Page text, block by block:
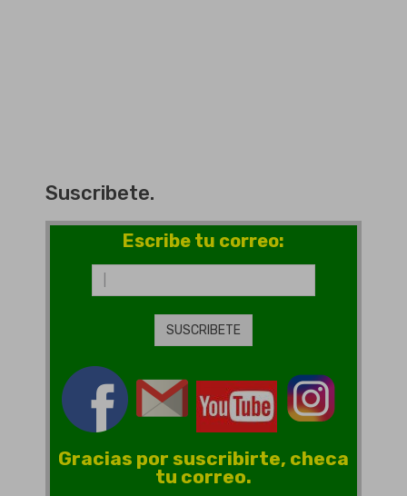
Suscribete.
Escribe tu correo:
Gracias por suscribirte, checa
tu correo.